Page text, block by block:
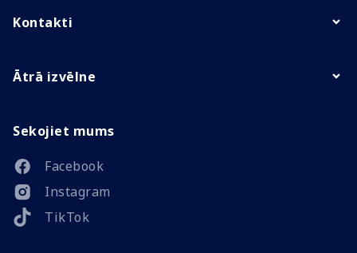
Kontakti
Ātrā izvēlne
Sekojiet mums
Facebook
Instagram
TikTok